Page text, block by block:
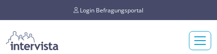
Login Befragungsportal